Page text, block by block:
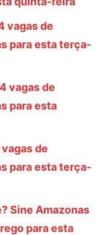
vagas de
para esta terça-
vagas de
para esta
de
para esta terça-
Sine Amazonas
para esta